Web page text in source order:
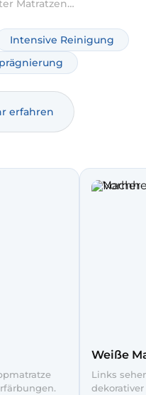
Matratzen
Sie Ihre Matratze
– ohne unnötige
Intensive Reinigung
erfahren
Weiße
Links